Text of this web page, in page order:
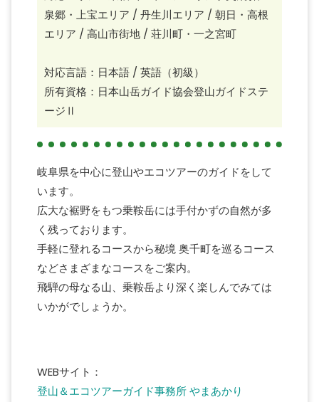
泉郷・上宝エリア / 丹生川エリア / 朝日・高根
エリア / 高山市街地 / 荘川町・一之宮町
対応言語：日本語 / 英語（初級）
所有資格：日本山岳ガイド協会登山ガイドステ
ージⅡ
岐阜県を中心に登山やエコツアーのガイドをして
います。
広大な裾野をもつ乗鞍岳には手付かずの自然が多
く残っております。
手軽に登れるコースから秘境 奥千町を巡るコース
などさまざまなコースをご案内。
飛騨の母なる山、乗鞍岳より深く楽しんでみては
いかがでしょうか。
WEBサイト：
登山＆エコツアーガイド事務所 やまあかり